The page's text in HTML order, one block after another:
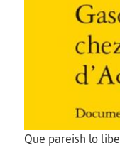
Que pareish lo libe